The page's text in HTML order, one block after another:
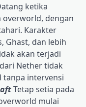
ketika
overworld, dengan
Karakter
Ghast, dan lebih
akan terjadi
Nether tidak
tanpa intervensi
Tetap setia pada
mulai